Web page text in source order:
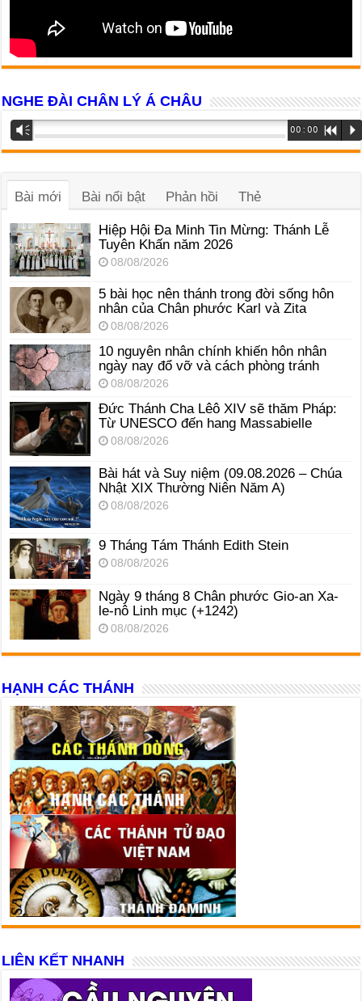
NGHE ĐÀI CHÂN LÝ Á CHÂU
Trình
phát
âm
Vm 00:00 R P
Bài mới Bài nổi bật Phản hồi Thẻ
Hiệp Hội Đa Minh Tin Mừng: Thánh Lễ
Tuyên Khấn năm 2026
08/08/2026
5 bài học nên thánh trong đời sống hôn
nhân của Chân phước Karl và Zita
08/08/2026
10 nguyên nhân chính khiến hôn nhân
ngày nay đổ vỡ và cách phòng tránh
08/08/2026
Đức Thánh Cha Lêô XIV sẽ thăm Pháp:
Từ UNESCO đến hang Massabielle
08/08/2026
Bài hát và Suy niệm (09.08.2026 – Chúa
Nhật XIX Thường Niên Năm A)
08/08/2026
9 Tháng Tám Thánh Edith Stein
08/08/2026
Ngày 9 tháng 8 Chân phước Gio-an Xa-
le-nô Linh mục (+1242)
08/08/2026
HẠNH CÁC THÁNH
LIÊN KẾT NHANH